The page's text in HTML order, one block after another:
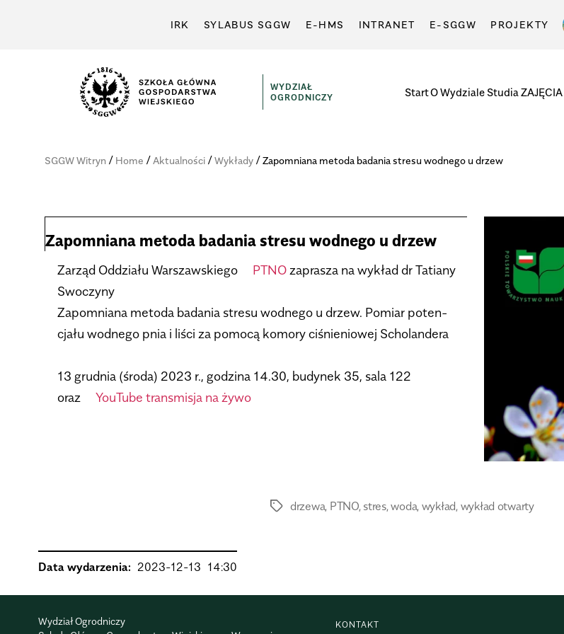
IRK SYLABUS SGGW E-HMS INTRANET E-SGGW PROJEKTY
WYDZIAŁ
OGRODNICZY
StartO Wydziale Studia ZAJĘCIA
SGGW Witryn/ Home /Aktualności/Wykłady/Zapo­mniana metoda bada­nia stresu wod­nego u drzew
Zapo­mniana metoda bada­nia stresu wod­nego u drzew
Zarząd Oddziału War­szaw­skiego PTNO zapra­sza na wykład dr Tatiany
Swo­czyny
Zapo­mniana metoda bada­nia stresu wod­nego u drzew. Pomiar poten­
cjału wod­nego pnia i liści za pomocą komory ciśnie­nio­wej Scho­lan­dera
13 grud­nia (środa) 2023 r., godzina 14.30, budy­nek 35, sala 122
oraz
YouTube trans­mi­sja na żywo
drzewa, PTNO, stres,woda, wykład, wykład otwarty
Data wydarzenia: 2023-12-13 14:30
Wydział Ogrodniczy
KONTAKT